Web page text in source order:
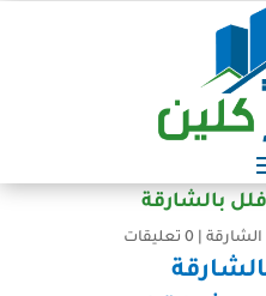
بالشارقة
|0 تعليقات